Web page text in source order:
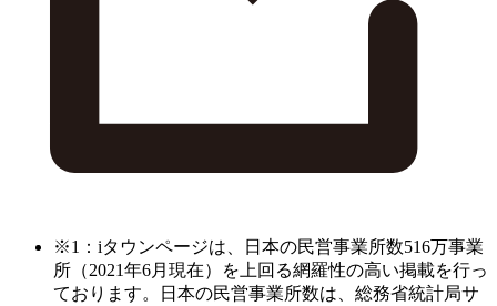
※1：iタウンページは、日本の民営事業所数516万事業
所（2021年6月現在）を上回る網羅性の高い掲載を行っ
ております。日本の民営事業所数は、総務省統計局サ